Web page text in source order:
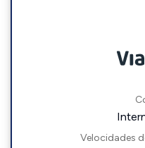
Velocidades